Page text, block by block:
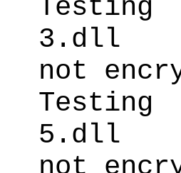
not